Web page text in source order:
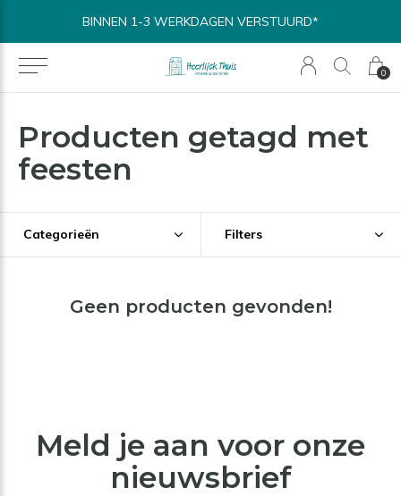
0
BINNEN 1-3 WERKDAGEN VERSTUURD*
Producten getagd met
feesten
Categorieën Filters
Geen producten gevonden!
Meld je aan voor onze
nieuwsbrief